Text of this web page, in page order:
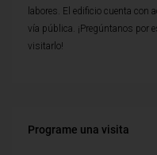
labores. El edificio cuenta con
vía pública. ¡Pregúntanos por
visitarlo!
Programe una visita